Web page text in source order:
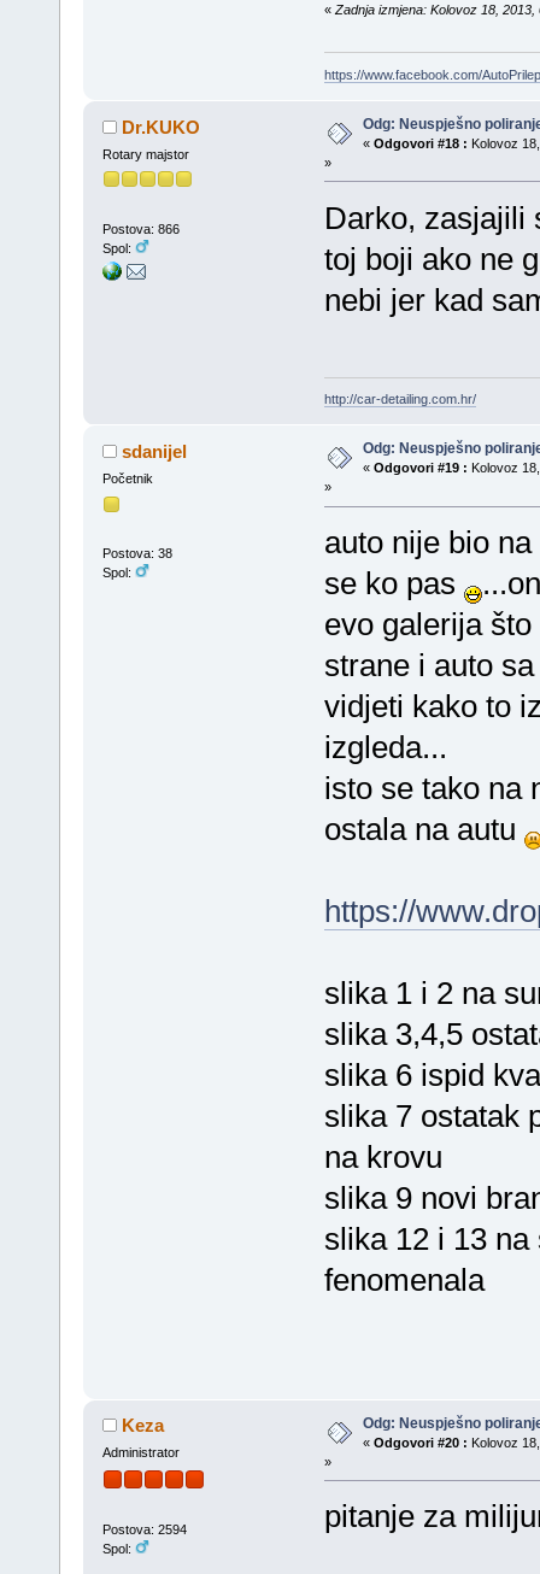
« Zadnja izmjena: Kolovoz 18,
https://www.facebook.com/
Dr.KUKO
Rotary majstor
Postova: 866
Spol:
Odg: Neuspješno
« Odgovori #18 : Kolovoz
»
Darko, zasjajili
toj boji ako ne
nebi jer kad
http://car-detailing.com.hr/
sdanijel
Početnik
Postova: 38
Spol:
Odg: Neuspješno
« Odgovori #19 : Kolovoz
»
auto nije bio
se ko pas
evo galerija
strane i auto
vidjeti kako to
izgleda...
isto se tako na
ostala na autu
https://
slika 1 i 2 na
slika 3,4,5
slika 6 ispid
slika 7 ostatak
na krovu
slika 9 novi
slika 12 i 13
fenomenala
Keza
Administrator
Postova: 2594
Spol:
Odg: Neuspješno
« Odgovori #20 : Kolovoz
»
pitanje za